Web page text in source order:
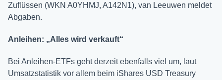
Zuflüssen (WKN A0YHMJ, A142N1), van Leeuwen meldet
Abgaben.
Anleihen: „Alles wird verkauft“
Bei Anleihen-ETFs geht derzeit ebenfalls viel um, laut
Umsatzstatistik vor allem beim iShares USD Treasury